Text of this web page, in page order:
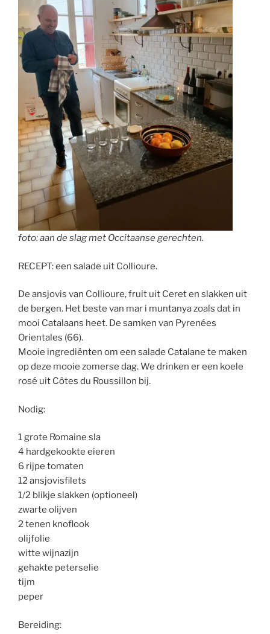
foto: aan de slag met Occitaanse gerechten.
RECEPT: een salade uit Collioure.
De ansjovis van Collioure, fruit uit Ceret en slakken uit
de bergen. Het beste van mar i muntanya zoals dat in
mooi Catalaans heet. De samken van Pyrenées
Orientales (66).
Mooie ingrediënten om een salade Catalane te maken
op deze mooie zomerse dag. We drinken er een koele
rosé uit Côtes du Roussillon bij.
Nodig:
1 grote Romaine sla
4 hardgekookte eieren
6 rijpe tomaten
12 ansjovisfilets
1/2 blikje slakken (optioneel)
zwarte olijven
2 tenen knoflook
olijfolie
witte wijnazijn
gehakte peterselie
tijm
peper
Bereiding: